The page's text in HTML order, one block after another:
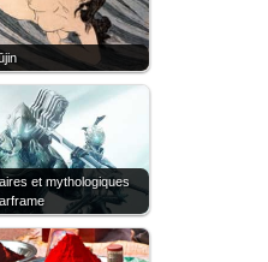
et mythologiques